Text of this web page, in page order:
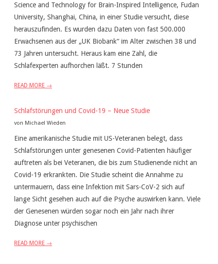
Science and Technology for Brain-Inspired Intelligence, Fudan
University, Shanghai, China, in einer Studie versucht, diese
herauszufinden. Es wurden dazu Daten von fast 500.000
Erwachsenen aus der „UK Biobank“ im Alter zwischen 38 und
73 Jahren untersucht. Heraus kam eine Zahl, die
Schlafexperten aufhorchen läßt. 7 Stunden
READ MORE →
Schlafstörungen und Covid-19 – Neue Studie
von Michael Wieden
Eine amerikanische Studie mit US-Veteranen belegt, dass
Schlafstörungen unter genesenen Covid-Patienten häufiger
auftreten als bei Veteranen, die bis zum Studienende nicht an
Covid-19 erkrankten. Die Studie scheint die Annahme zu
untermauern, dass eine Infektion mit Sars-CoV-2 sich auf
lange Sicht gesehen auch auf die Psyche auswirken kann. Viele
der Genesenen würden sogar noch ein Jahr nach ihrer
Diagnose unter psychischen
READ MORE →